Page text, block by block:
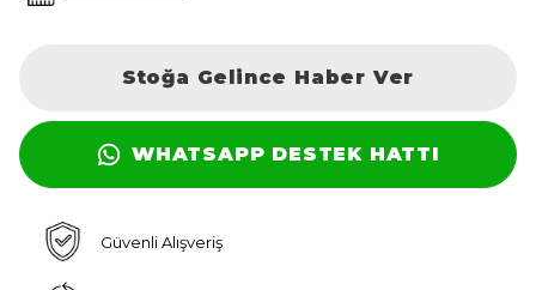
Stoğa Gelince Haber Ver
WHATSAPP DESTEK HATTI
Güvenli Alışveriş